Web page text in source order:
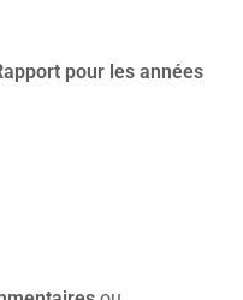
pour les années